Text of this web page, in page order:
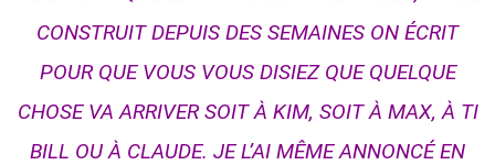
CONSTRUIT DEPUIS DES SEMAINES ON ÉCRIT
POUR QUE VOUS VOUS DISIEZ QUE QUELQUE
CHOSE VA ARRIVER SOIT À KIM, SOIT À MAX, À TI
BILL OU À CLAUDE. JE L’AI MÊME ANNONCÉ EN